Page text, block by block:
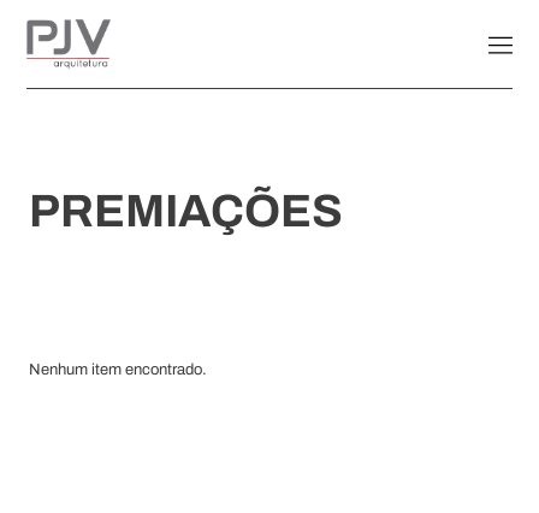
PREMIAÇÕES
Nenhum item encontrado.